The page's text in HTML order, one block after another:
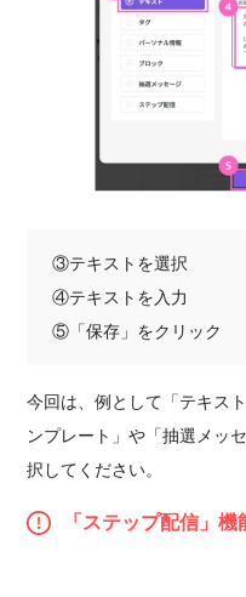
③テキストを選択
④テキストを入力
⑤「保存」をクリック
今回は、例として「テキス
ンプレート」や「抽選メッ
択してください。
「ステップ配信」